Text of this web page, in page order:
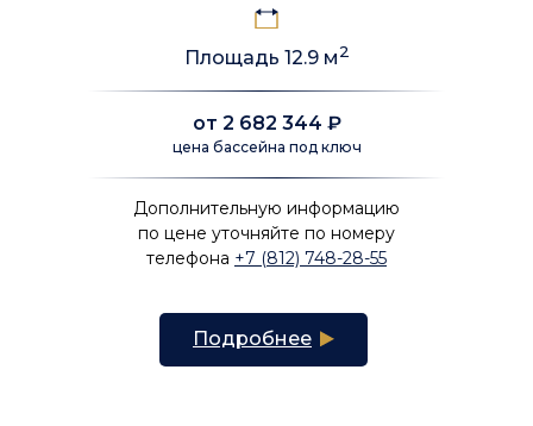
от 2 682 344 ₽
Подробнее
Площадь 12.9 м2
Дополнительную информацию
по цене уточняйте по номеру
телефона +7 (812) 748-28-55
цена бассейна под ключ
5. Оборудование водоподготовки
7. Закладные элементы:форсунки,
фонари, скиммеры